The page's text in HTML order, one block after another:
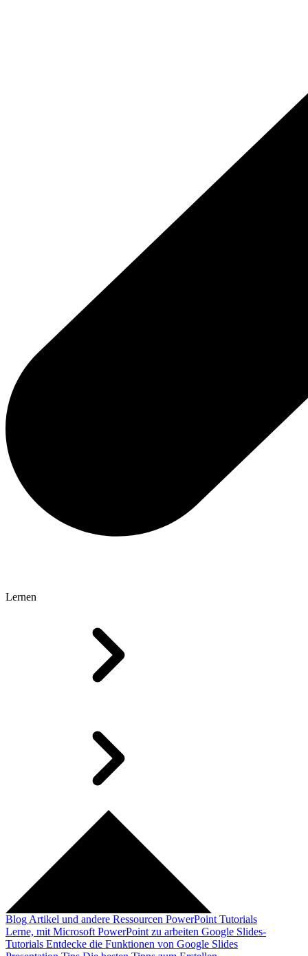
Lernen
Blog Artikel und andere Ressourcen PowerPoint Tutorials
Lerne, mit Microsoft PowerPoint zu arbeiten Google Slides-
Tutorials Entdecke die Funktionen von Google Slides